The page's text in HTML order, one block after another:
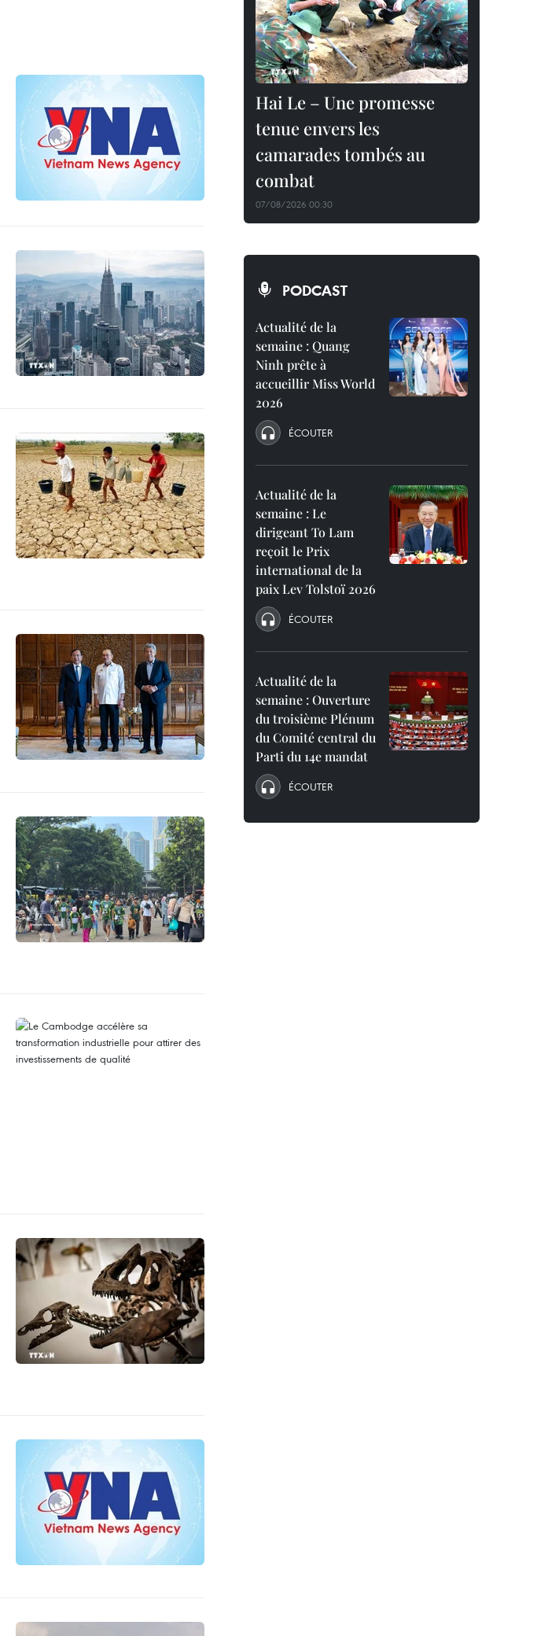
Hai Le – Une promesse
tenue envers les
camarades tombés au
combat
07/08/2026 00:30
PODCAST
Actualité de la
semaine : Quang
Ninh prête à
accueillir Miss World
2026
ÉCOUTER
Actualité de la
semaine : Le
dirigeant To Lam
reçoit le Prix
international de la
paix Lev Tolstoï 2026
ÉCOUTER
Actualité de la
semaine : Ouverture
du troisième Plénum
du Comité central du
Parti du 14e mandat
ÉCOUTER